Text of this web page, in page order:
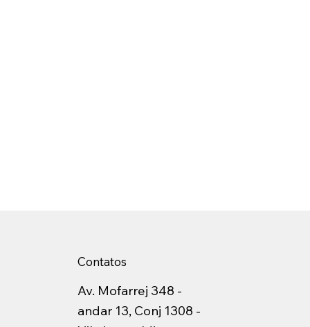
Contatos
Av. Mofarrej 348 -
andar 13, Conj 1308 -